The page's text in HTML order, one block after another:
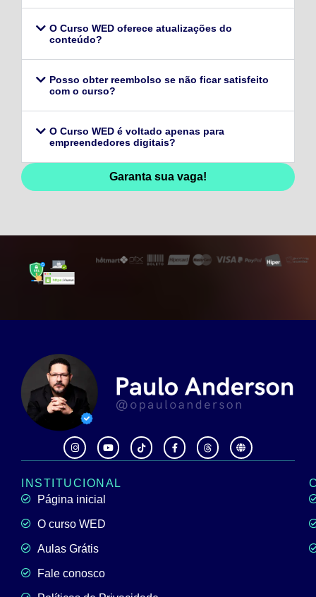
O Curso WED oferece atualizações do
conteúdo?
Posso obter reembolso se não ficar satisfeito
com o curso?
O Curso WED é voltado apenas para
empreendedores digitais?
Garanta sua vaga!
INSTITUCIONAL
Página inicial
O curso WED
Aulas Grátis
Fale conosco